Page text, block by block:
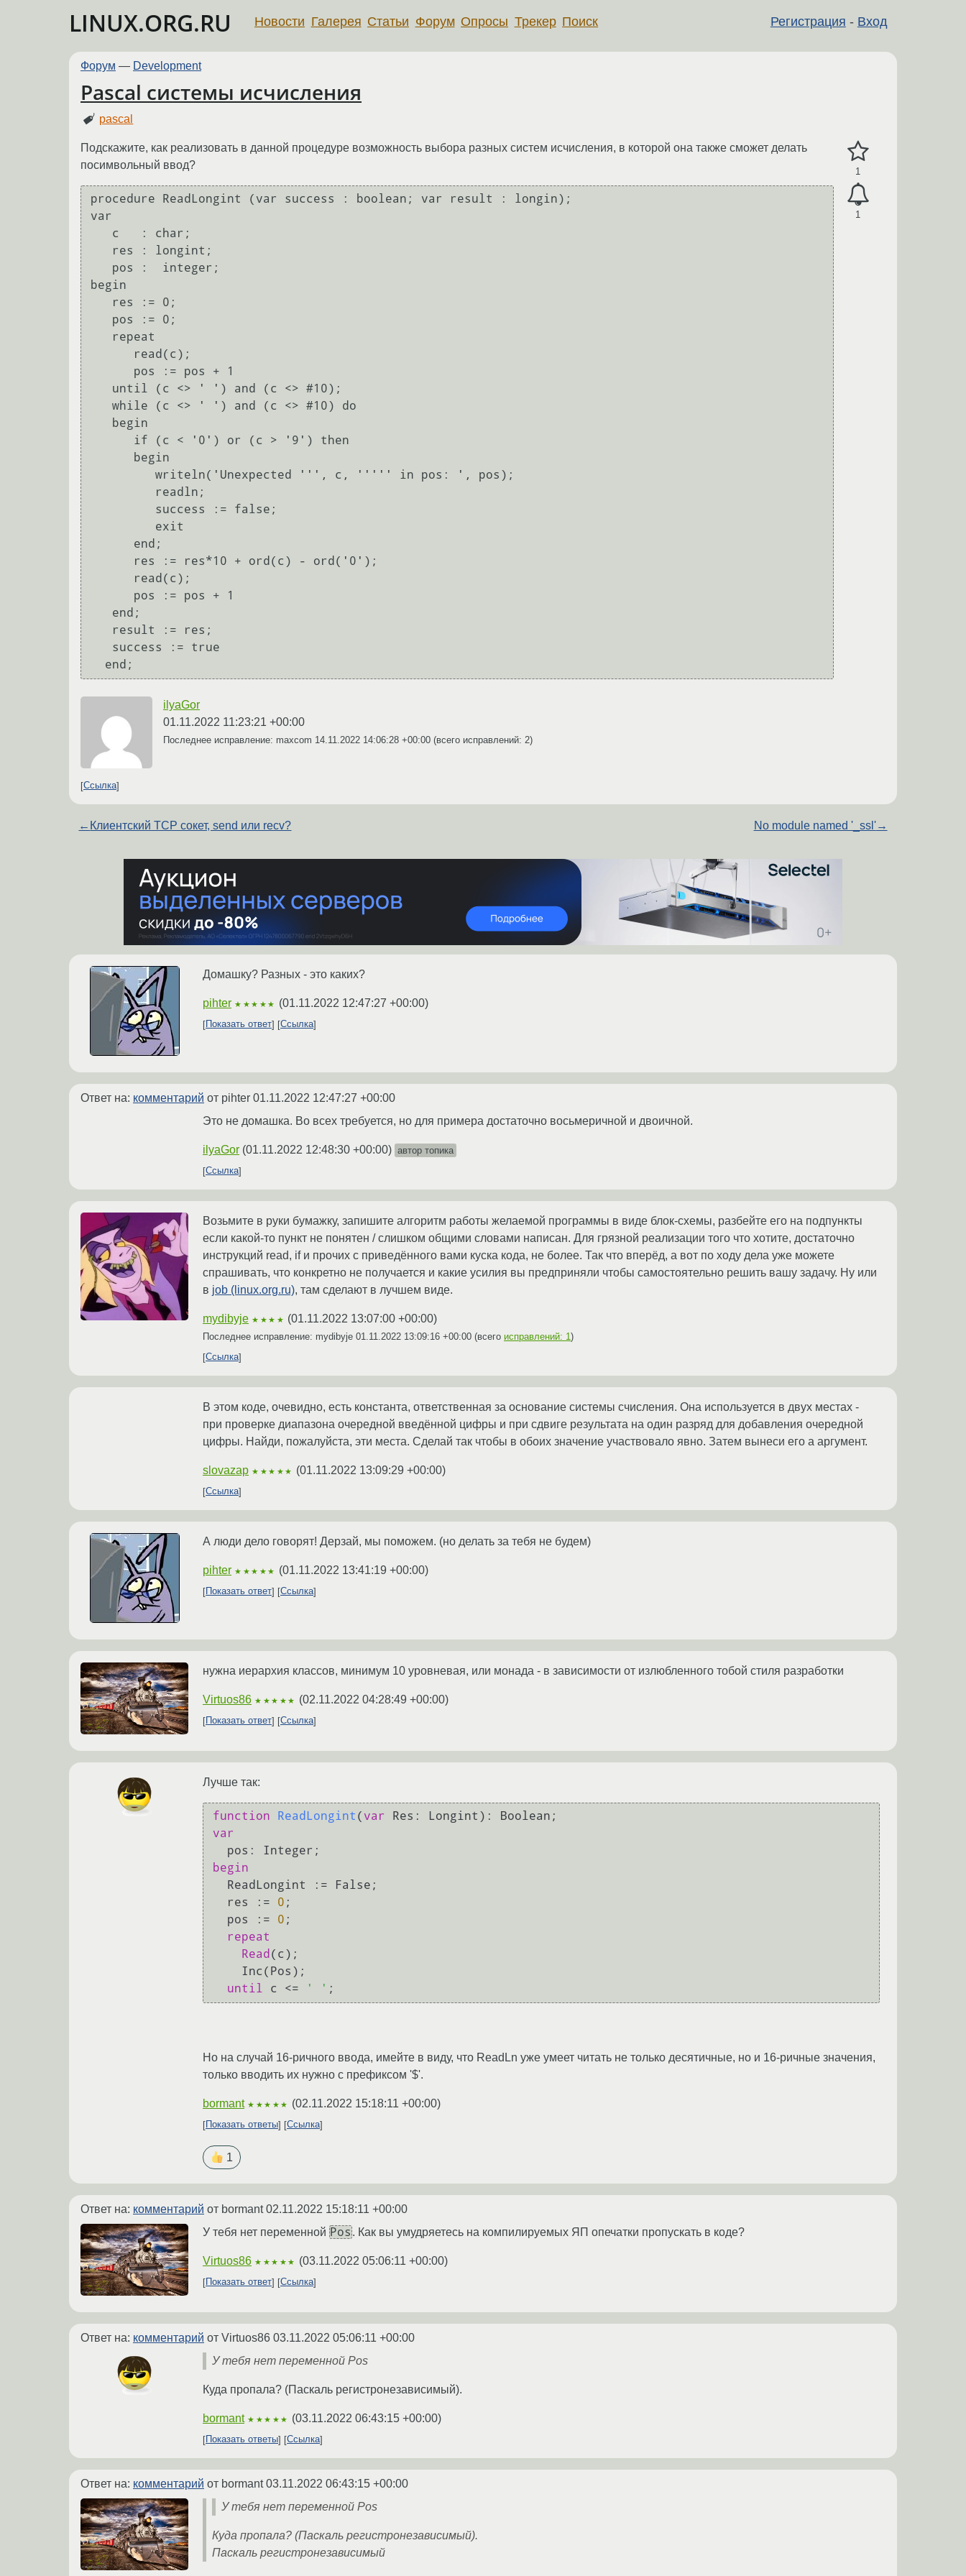
LINUX.ORG.RU Регистрация - Вход
Новости Галерея Статьи Форум Опросы Трекер Поиск
Форум — Development
Pascal системы исчисления
pascal
1
1
Подскажите, как реализовать в данной процедуре возможность выбора разных систем исчисления, в которой она также сможет делать
посимвольный ввод?
procedure ReadLongint (var success : boolean; var result : longin);
var
begin
ilyaGor
01.11.2022 11:23:21 +00:00
Последнее исправление: maxcom 14.11.2022 14:06:28 +00:00 (всего исправлений: 2)
Ссылка
← Клиентский TCP сокет, send или recv? No module named '_ssl'→
Домашку? Разных - это каких?
pihter ★★★★★ (01.11.2022 12:47:27 +00:00)
Показать ответ Ссылка
Ответ на: комментарий от pihter 01.11.2022 12:47:27 +00:00
Это не домашка. Во всех требуется, но для примера достаточно восьмеричной и двоичной.
ilyaGor (01.11.2022 12:48:30 +00:00) автор топика
Ссылка
Возьмите в руки бумажку, запишите алгоритм работы желаемой программы в виде блок-схемы, разбейте его на подпункты
если какой-то пункт не понятен / слишком общими словами написан. Для грязной реализации того что хотите, достаточно
инструкций read, if и прочих с приведённого вами куска кода, не более. Так что вперёд, а вот по ходу дела уже можете
спрашивать, что конкретно не получается и какие усилия вы предприняли чтобы самостоятельно решить вашу задачу. Ну или
в job (linux.org.ru), там сделают в лучшем виде.
mydibyje ★★★★ (01.11.2022 13:07:00 +00:00)
Последнее исправление: mydibyje 01.11.2022 13:09:16 +00:00 (всего исправлений: 1 )
Ссылка
В этом коде, очевидно, есть константа, ответственная за основание системы счисления. Она используется в двух местах -
при проверке диапазона очередной введённой цифры и при сдвиге результата на один разряд для добавления очередной
цифры. Найди, пожалуйста, эти места. Сделай так чтобы в обоих значение участвовало явно. Затем вынеси его а аргумент.
slovazap ★★★★★ (01.11.2022 13:09:29 +00:00)
Ссылка
А люди дело говорят! Дерзай, мы поможем. (но делать за тебя не будем)
pihter ★★★★★ (01.11.2022 13:41:19 +00:00)
Показать ответ Ссылка
нужна иерархия классов, минимум 10 уровневая, или монада - в зависимости от излюбленного тобой стиля разработки
Virtuos86 ★★★★★ (02.11.2022 04:28:49 +00:00)
Показать ответ Ссылка
Лучше так:
function ReadLongint (var Res: Longint) :
var
begin
  res :=
0 ;
  pos :=
0 ;
repeat
Read (c);
until c <= ' '
Но на случай 16-ричного ввода, имейте в виду, что ReadLn уже умеет читать не только десятичные, но и 16-ричные значения,
только вводить их нужно с префиксом '$'.
bormant ★★★★★ (02.11.2022 15:18:11 +00:00)
Показать ответы Ссылка
1
Ответ на: комментарий от bormant02.11.2022 15:18:11 +00:00
У тебя нет переменной Pos . Как вы умудряетесь на компилируемых ЯП опечатки пропускать в коде?
Virtuos86 ★★★★★ (03.11.2022 05:06:11 +00:00)
Показать ответ Ссылка
Ответ на: комментарий от Virtuos86 03.11.2022 05:06:11 +00:00
У тебя нет переменной Pos
Куда пропала? (Паскаль регистронезависимый).
bormant ★★★★★ (03.11.2022 06:43:15 +00:00)
Показать ответы Ссылка
Ответ на: комментарий от bormant03.11.2022 06:43:15 +00:00
У тебя нет переменной Pos
Куда пропала? (Паскаль регистронезависимый).
Паскаль регистронезависимый